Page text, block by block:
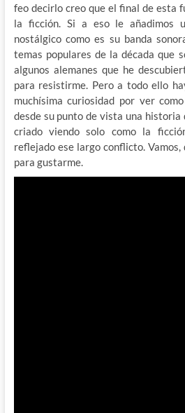
feo decirlo creo que el final de esta
la ficción. Si a eso le añadimos
nostálgico como es su banda
temas populares de la década que
algunos alemanes que he
para resistirme. Pero a todo ello
muchísima curiosidad por ver
desde su punto de vista una historia
criado viendo solo como la
reflejado ese largo conflicto.
para gustarme.